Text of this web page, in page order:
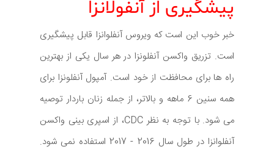
پیشگیری از آنفولانزا
خبر خوب این است که ویروس آنفلوانزا قابل پیشگیری
است. تزریق واکسن آنفلونزا در هر سال یکی از بهترین
راه ها برای محافظت از خود است. آمپول آنفلونزا برای
همه سنین 6 ماهه و بالاتر، از جمله زنان باردار توصیه
می شود. با توجه به نظر CDC، از اسپری بینی واکسن
آنفلوانزا در طول سال 2016 - 2017 استفاده نمی شود.